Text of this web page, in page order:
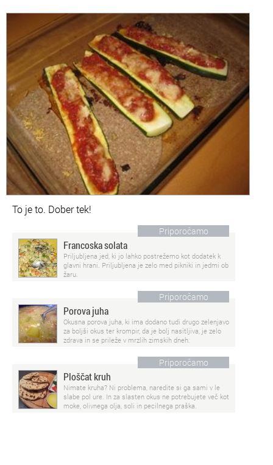
To je to. Dober tek!
Priporočamo
Francoska solata
Priljubljena jed, ki jo lahko postrežemo kot dodatek k
glavni hrani. Priljubljena je zelo med pikniki in jedmi ob
žaru.
Priporočamo
Porova juha
Okusna porova juha, ki ima dodano tudi drugo zelenjavo
za boljši okus ter krompir, da je bolj nasitljiva, je zelo
zdrava in se prileže v mrzlih zimskih dneh.
Priporočamo
Ploščat kruh
Nimate kruha? Ni problema, naredite si ga sami v le
slabe pol ure. In za slasten okus ne potrebujete več kot
moke, olivnega olja, soli in pecilnega praška.